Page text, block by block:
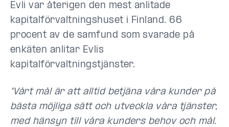
Evli var återigen den mest anlitade
kapitalförvaltningshuset i Finland. 66
procent av de samfund som svarade på
enkäten anlitar Evlis
kapitalförvaltningstjänster.
"Vårt mål är att alltid betjäna våra kunder på
bästa möjliga sätt och utveckla våra tjänster,
med hänsyn till våra kunders behov och mål.